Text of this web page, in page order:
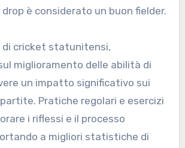
è considerato un buon fielder.
di cricket statunitensi,
miglioramento delle abilità di
un impatto significativo sui
Pratiche regolari e esercizi
i riflessi e il processo
a migliori statistiche di